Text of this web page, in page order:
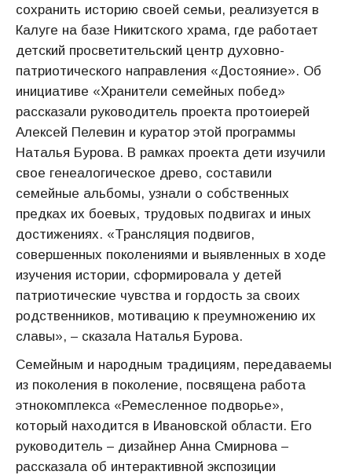
сохранить историю своей семьи, реализуется в
Калуге на базе Никитского храма, где работает
детский просветительский центр духовно-
патриотического направления «Достояние». Об
инициативе «Хранители семейных побед»
рассказали руководитель проекта протоиерей
Алексей Пелевин и куратор этой программы
Наталья Бурова. В рамках проекта дети изучили
свое генеалогическое древо, составили
семейные альбомы, узнали о собственных
предках их боевых, трудовых подвигах и иных
достижениях. «Трансляция подвигов,
совершенных поколениями и выявленных в ходе
изучения истории, сформировала у детей
патриотические чувства и гордость за своих
родственников, мотивацию к преумножению их
славы», – сказала Наталья Бурова.
Семейным и народным традициям, передаваемы
из поколения в поколение, посвящена работа
этнокомплекса «Ремесленное подворье»,
который находится в Ивановской области. Его
руководитель – дизайнер Анна Смирнова –
рассказала об интерактивной экспозиции